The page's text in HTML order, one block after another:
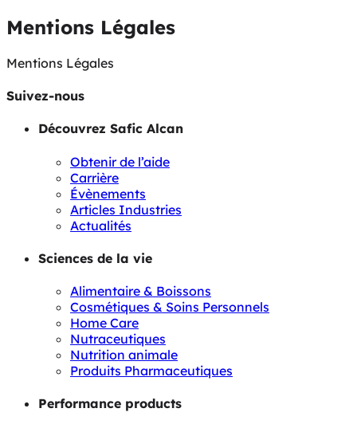
Mentions Légales
Mentions Légales
Suivez-nous
Découvrez Safic Alcan
Obtenir de l’aide
Carrière
Évènements
Articles Industries
Actualités
Sciences de la vie
Alimentaire & Boissons
Cosmétiques & Soins Personnels
Home Care
Nutraceutiques
Nutrition animale
Produits Pharmaceutiques
Performance products